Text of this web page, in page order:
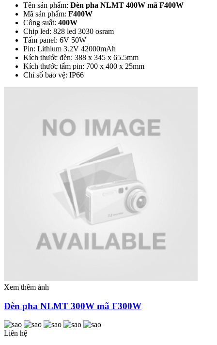
Tên sản phẩm: Đèn pha NLMT 400W mã F400W
Mã sản phẩm: F400W
Công suất: 400W
Chip led: 828 led 3030 osram
Tấm panel: 6V 50W
Pin: Lithium 3.2V 42000mAh
Kích thước đèn: 388 x 345 x 65.5mm
Kích thước tấm pin: 700 x 400 x 25mm
Chỉ số bảo vệ: IP66
Xem thêm ảnh
Đèn pha NLMT 300W mã F300W
Liên hệ